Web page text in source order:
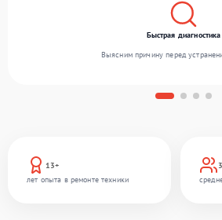
13+
лет опыта в ремонте техники
Быстрая диагностика
Выясним причину перед